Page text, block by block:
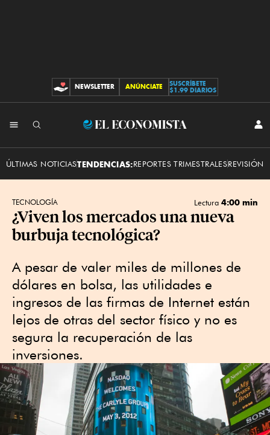
CONTRIBUCIONES
NEWSLETTER ANÚNCIATE
SUSCRÍBETE
$1.99 DIARIOS
El
ÚLTIMAS NOTICIASTENDENCIAS:REPORTES TRIMESTRALESREVISIÓN
TECNOLOGÍA Lectura 4:00 min
¿Viven los mercados una nueva
burbuja tecnológica?
A pesar de valer miles de millones de
dólares en bolsa, las utilidades e
ingresos de las firmas de Internet están
lejos de otras del sector físico y no es
segura la recuperación de las
inversiones.